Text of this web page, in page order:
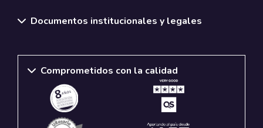
Documentos institucionales y legales
Comprometidos con la calidad